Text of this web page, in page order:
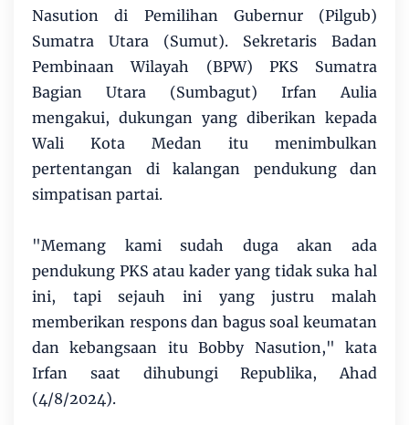
Nasution di Pemilihan Gubernur (Pilgub)
Sumatra Utara (Sumut). Sekretaris Badan
Pembinaan Wilayah (BPW) PKS Sumatra
Bagian Utara (Sumbagut) Irfan Aulia
mengakui, dukungan yang diberikan kepada
Wali Kota Medan itu menimbulkan
pertentangan di kalangan pendukung dan
simpatisan partai.
"Memang kami sudah duga akan ada
pendukung PKS atau kader yang tidak suka hal
ini, tapi sejauh ini yang justru malah
memberikan respons dan bagus soal keumatan
dan kebangsaan itu Bobby Nasution," kata
Irfan saat dihubungi Republika, Ahad
(4/8/2024).